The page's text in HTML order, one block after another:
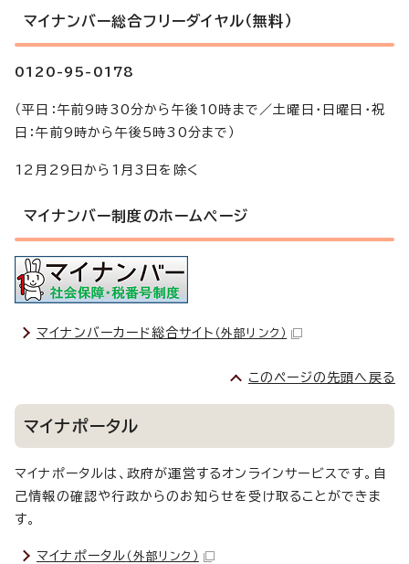
マイナンバー総合フリーダイヤル（無料）
0120-95-0178
（平日：午前9時30分から午後10時まで／土曜日・日曜日・祝
日：午前9時から午後5時30分まで）
12月29日から1月3日を除く
マイナンバー制度のホームページ
マイナンバーカード総合サイト （外部リンク）
このページの先頭へ戻る
マイナポータル
マイナポータルは、政府が運営するオンラインサービスです。自
己情報の確認や行政からのお知らせを受け取ることができま
す。
マイナポータル （外部リンク）